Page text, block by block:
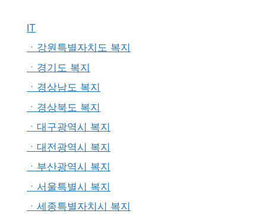
IT
ㆍ강원특별자치도 복지
ㆍ경기도 복지
ㆍ경상남도 복지
ㆍ경상북도 복지
ㆍ대구광역시 복지
ㆍ대전광역시 복지
ㆍ부산광역시 복지
ㆍ서울특별시 복지
ㆍ세종특별자치시 복지